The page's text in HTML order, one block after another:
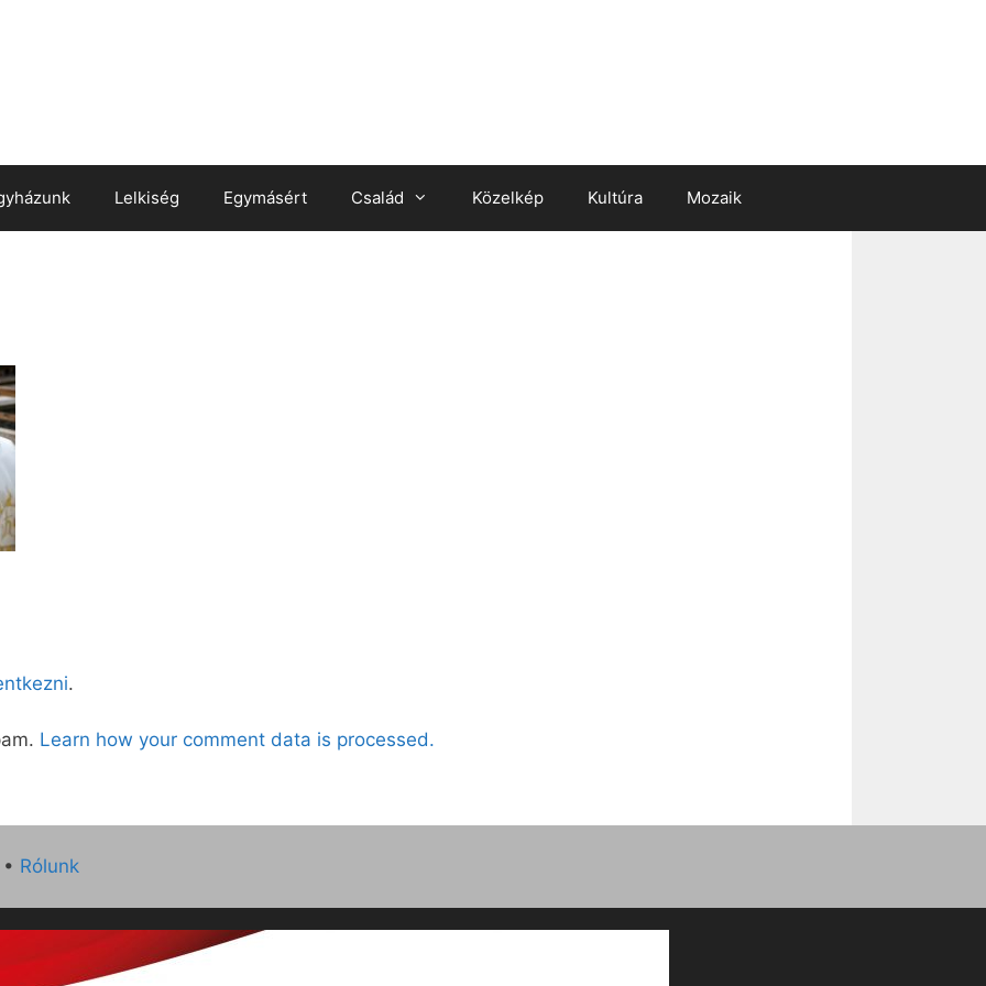
Lelkiség Egymásért Család Közelkép Kultúra Mozaik
.
Learn how your comment data is processed.
• Rólunk